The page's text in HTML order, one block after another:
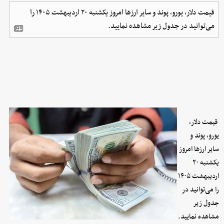
قیمت دلار، یورو، پوند و سایر ارز‌ها امروز یکشنبه ۲۰ اردیبهشت ۱۴۰۵ را
می‌توانید در جدول زیر مشاهده نمایید.
قیمت دلار،
یورو، پوند و
سایر ارز‌ها امروز
یکشنبه ۲۰
اردیبهشت ۱۴۰۵
را می‌توانید در
جدول زیر
مشاهده نمایید.